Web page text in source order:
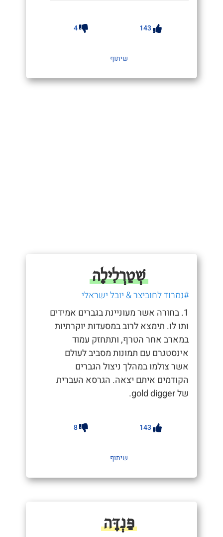
143
4
שיתוף
שְׁטַרְלִילָה
#נמרוד לחוביצר & יובל ישראלי
1. בחורה אשר מעוניינת בגברים אמידים
ותו לו. תימצא לרוב במסעדות יוקרתיות
במארב אחר הטרף, ותתחזק עמוד
אינסטגרם עם תמונות מסביב לעולם
אשר צולמו במהלך ניצול הגברים
הקודמים איתם יצאה. הגרסא העברית
של gold digger.
143
8
שיתוף
פַּנְדָּה